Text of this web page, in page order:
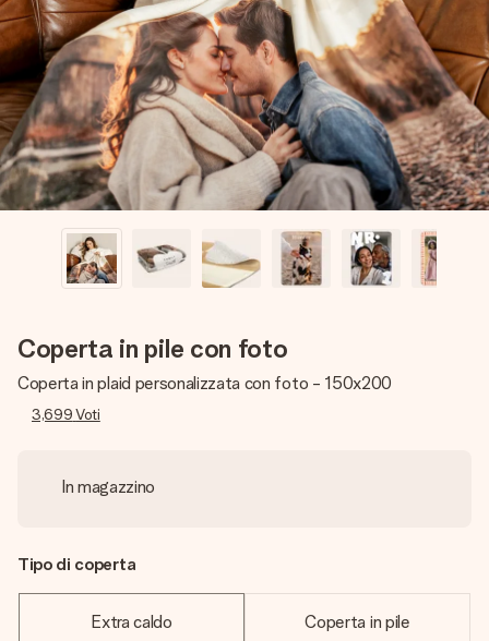
Realizza qualcosa di unico in pochi passi – con il suo nome,
una tua foto o un messaggio che tocchi il cuore. Nessuna
complicazione, solo tanto amore per il momento perfetto.
Coperta in pile con foto
Coperta in plaid personalizzata con foto - 150x200
3,699Voti
In magazzino
Tipo di coperta
Extra caldo Coperta in pile